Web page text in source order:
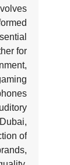
for
of